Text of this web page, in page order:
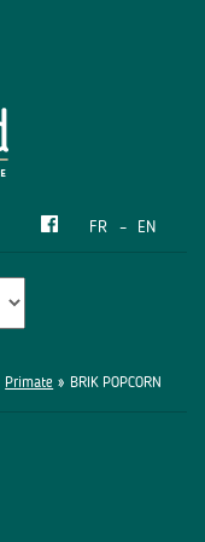
FR EN
Primate » BRIK POPCORN